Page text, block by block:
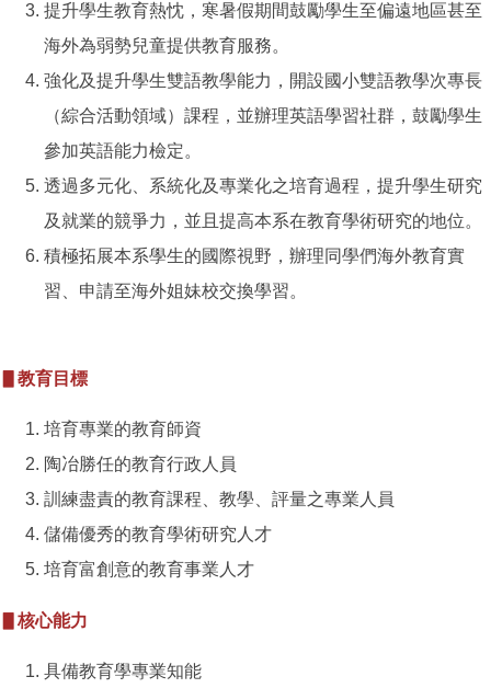
提升學生教育熱忱，寒暑假期間鼓勵學生至偏遠地區甚至
海外為弱勢兒童提供教育服務。
強化及提升學生雙語教學能力，開設國小雙語教學次專長
（綜合活動領域）課程，並辦理英語學習社群，鼓勵學生
參加英語能力檢定。
透過多元化、系統化及專業化之培育過程，提升學生研究
及就業的競爭力，並且提高本系在教育學術研究的地位。
積極拓展本系學生的國際視野，辦理同學們海外教育實
習、申請至海外姐妹校交換學習。
▋教育目標
培育專業的教育師資
陶冶勝任的教育行政人員
訓練盡責的教育課程、教學、評量之專業人員
儲備優秀的教育學術研究人才
培育富創意的教育事業人才
▋核心能力
具備教育學專業知能